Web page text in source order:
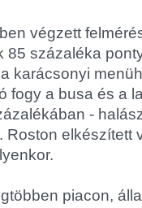
végzett
85 százaléka
karácsonyi
fogy a busa és a
-
Roston elkészített
piacon,